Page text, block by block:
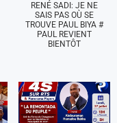
RENÉ SADI: JE NE
SAIS PAS OÙ SE
TROUVE PAUL BIYA #
PAUL REVIENT
BIENTÔT